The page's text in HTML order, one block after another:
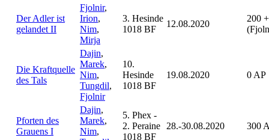
Der Adler ist
gelandet II
Fjolnir,
Irion,
Nim,
Mirja
3. Hesinde
1018 BF
12.08.2020
200
Die Kraftquelle
des Tals
Dajin,
Marek,
Nim,
Tungdil,
Fjolnir
10.
Hesinde
1018 BF
19.08.2020 0 AP
Pforten des
Grauens I
Dajin,
Marek,
Nim,
5. Phex -
2. Peraine
1018 BF
28.-30.08.2020 300